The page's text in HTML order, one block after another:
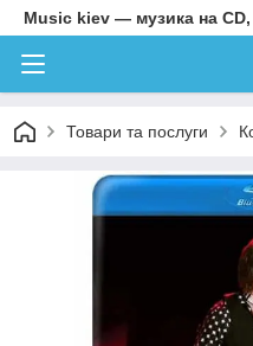
Music kiev — музика на CD,
Товари та послуги